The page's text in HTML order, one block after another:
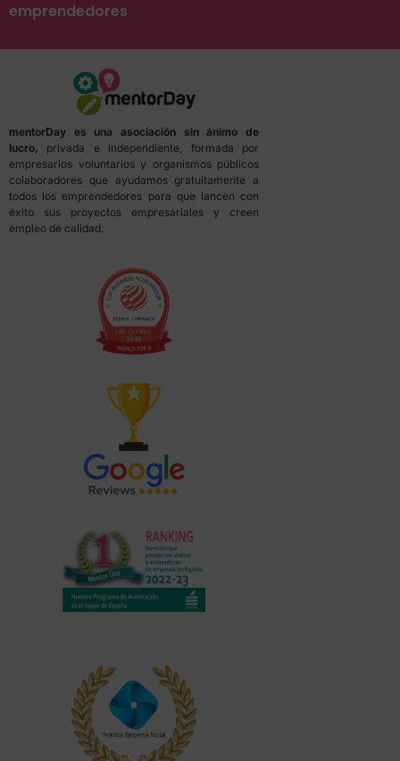
emprendedores
mentorDay es una asociación sin ánimo de
lucro, privada e independiente, formada por
empresarios voluntarios y organismos públicos
colaboradores que ayudamos gratuitamente a
todos los emprendedores para que lancen con
éxito sus proyectos empresariales y creen
empleo de calidad.